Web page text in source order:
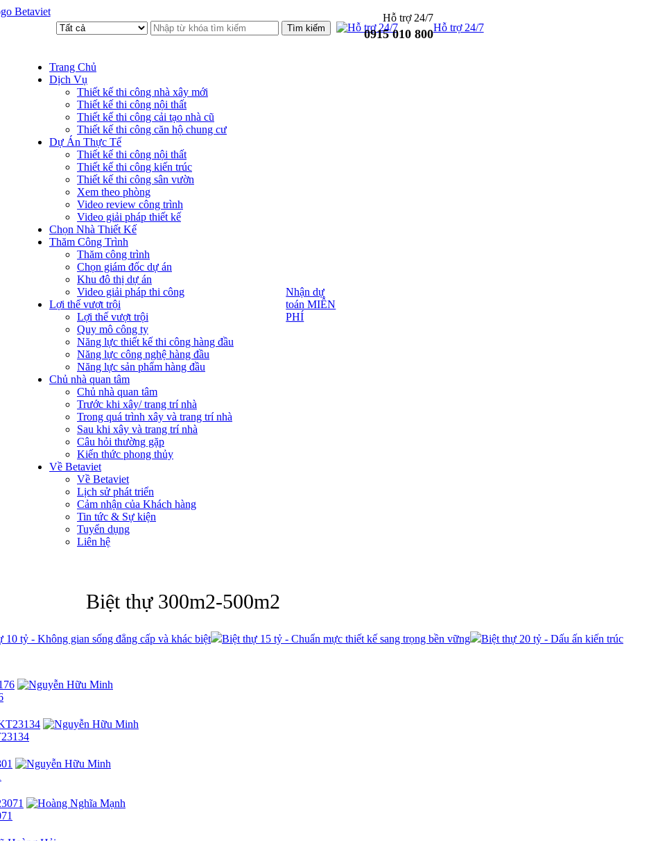
Betaviet
Hỗ trợ 24/7
0915 010 800Hỗ trợ 24/7
Trang Chủ
Dịch Vụ
Thiết kế thi công nhà xây mới
Thiết kế thi công nội thất
Thiết kế thi công cải tạo nhà cũ
Thiết kế thi công căn hộ chung cư
Dự Án Thực Tế
Thiết kế thi công nội thất
Thiết kế thi công kiến trúc
Thiết kế thi công sân vườn
Xem theo phòng
Video review công trình
Video giải pháp thiết kế
Chọn Nhà Thiết Kế
Thăm Công Trình
Thăm công trình
Chọn giám đốc dự án
Khu đô thị dự án
Video giải pháp thi công
Lợi thế vượt trội
Lợi thế vượt trội
Quy mô công ty
Năng lực thiết kế thi công hàng đầu
Năng lực công nghệ hàng đầu
Năng lực sản phẩm hàng đầu
Chủ nhà quan tâm
Chủ nhà quan tâm
Trước khi xây/ trang trí nhà
Trong quá trình xây và trang trí nhà
Sau khi xây và trang trí nhà
Câu hỏi thường gặp
Kiến thức phong thủy
Về Betaviet
Về Betaviet
Lịch sử phát triển
Cảm nhận của Khách hàng
Tin tức & Sự kiện
Tuyển dụng
Liên hệ
Nhận dự
toán MIỄN
PHÍ
Biệt thự 300m2-500m2
10 tỷ - Không gian sống đẳng cấp và khác biệt Biệt thự 15 tỷ - Chuẩn mực thiết kế sang trọng bền vững
Biệt thự 20 tỷ - Dấu ấn kiến trúc